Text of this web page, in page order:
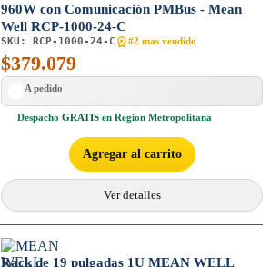
960W con Comunicación PMBus - Mean
Well RCP-1000-24-C
SKU: RCP-1000-24-C #2 mas vendido
$379.079
A pedido
Despacho GRATIS en Region Metropolitana
Agregar al carrito
Ver detalles
Rack de 19 pulgadas 1U MEAN WELL